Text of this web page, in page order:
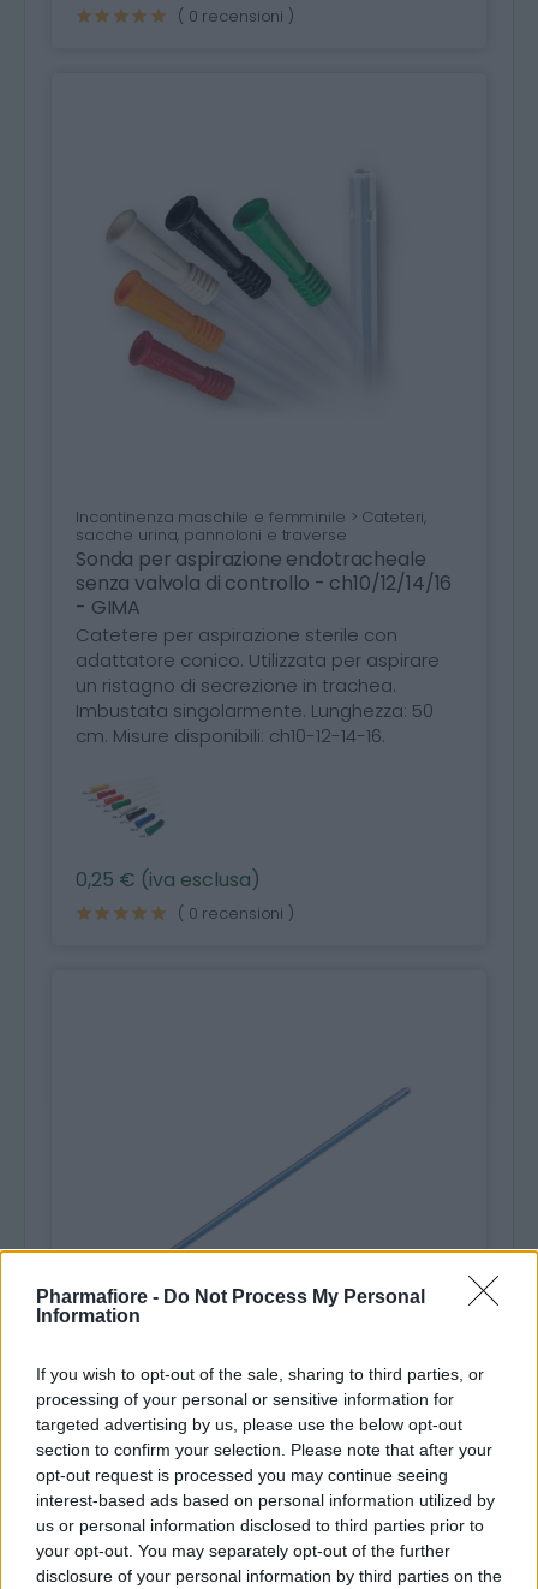
Pharmafiore - Do Not Process My Personal
Information
If you wish to opt-out of the sale, sharing to third parties, or
processing of your personal or sensitive information for
targeted advertising by us, please use the below opt-out
section to confirm your selection. Please note that after your
opt-out request is processed you may continue seeing
interest-based ads based on personal information utilized by
us or personal information disclosed to third parties prior to
your opt-out. You may separately opt-out of the further
disclosure of your personal information by third parties on the
( 0 recensioni )
Incontinenza maschile e femminile > Cateteri,
sacche urina, pannoloni e traverse
Sonda per aspirazione endotracheale
senza valvola di controllo - ch10/12/14/16
- GIMA
Catetere per aspirazione sterile con
adattatore conico. Utilizzata per aspirare
un ristagno di secrezione in trachea.
Imbustata singolarmente. Lunghezza: 50
cm. Misure disponibili: ch10-12-14-16.
0,25 € (iva esclusa)
( 0 recensioni )
Incontinenza maschile e femminile > Cateteri,
sacche urina, pannoloni e traverse
Sonda rettale sterile in PVC con
adattatore conico - ch22 - lunghezza
38cm - PHARMAFIORE
Garantisce un'applicazione sicura e
precisa, con connessione stabile ai
dispositivi di aspirazione o raccolta.